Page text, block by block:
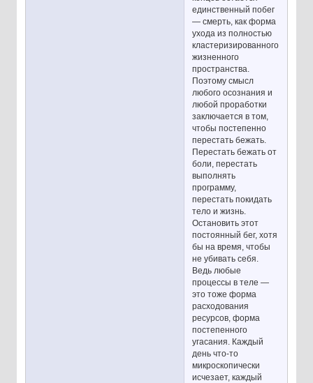
единственный побег
— смерть, как форма
ухода из полностью
кластеризированного
жизненного
пространства.
Поэтому смысл
любого осознания и
любой проработки
заключается в том,
чтобы постепенно
перестать бежать.
Перестать бежать от
боли, перестать
выполнять
программу,
перестать покидать
тело и жизнь.
Остановить этот
постоянный бег, хотя
бы на время, чтобы
не убивать себя.
Ведь любые
процессы в теле —
это тоже форма
расходования
ресурсов, форма
постепенного
угасания. Каждый
день что-то
микроскопически
исчезает, каждый